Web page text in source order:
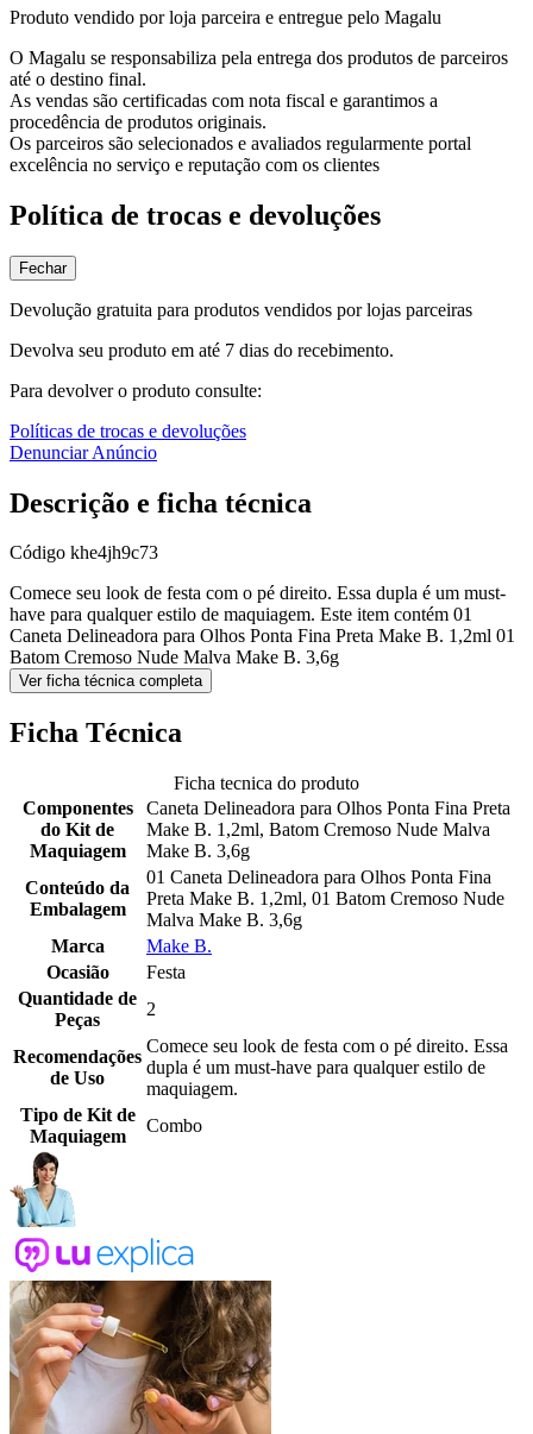
Produto vendido por loja parceira e entregue pelo Magalu
O Magalu se responsabiliza pela entrega dos produtos de parceiros
até o destino final.
As vendas são certificadas com nota fiscal e garantimos a
procedência de produtos originais.
Os parceiros são selecionados e avaliados regularmente portal
excelência no serviço e reputação com os clientes
Política de trocas e devoluções
Fechar
Devolução gratuita para produtos vendidos por lojas parceiras
Devolva seu produto em até 7 dias do recebimento.
Para devolver o produto consulte:
Políticas de trocas e devoluções
Denunciar Anúncio
Descrição e ficha técnica
Código khe4jh9c73
Comece seu look de festa com o pé direito. Essa dupla é um must-
have para qualquer estilo de maquiagem. Este item contém 01
Caneta Delineadora para Olhos Ponta Fina Preta Make B. 1,2ml 01
Batom Cremoso Nude Malva Make B. 3,6g
Ver ficha técnica completa
Ficha Técnica
Ficha tecnica do produto
Componentes
do Kit de
Maquiagem
Caneta Delineadora para Olhos Ponta Fina Preta
Make B. 1,2ml, Batom Cremoso Nude Malva
Make B. 3,6g
Conteúdo da
Embalagem
01 Caneta Delineadora para Olhos Ponta Fina
Preta Make B. 1,2ml, 01 Batom Cremoso Nude
Malva Make B. 3,6g
Marca
Make B.
Ocasião
Festa
Quantidade de
Peças
2
Recomendações
de Uso
Comece seu look de festa com o pé direito. Essa
dupla é um must-have para qualquer estilo de
maquiagem.
Tipo de Kit de
Maquiagem
Combo